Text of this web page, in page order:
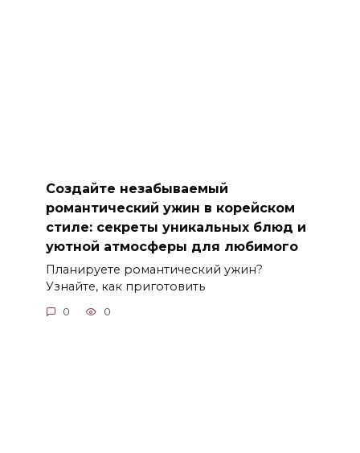
Создайте незабываемый
романтический ужин в корейском
стиле: секреты уникальных блюд и
уютной атмосферы для любимого
Планируете романтический ужин?
Узнайте, как приготовить
0 0